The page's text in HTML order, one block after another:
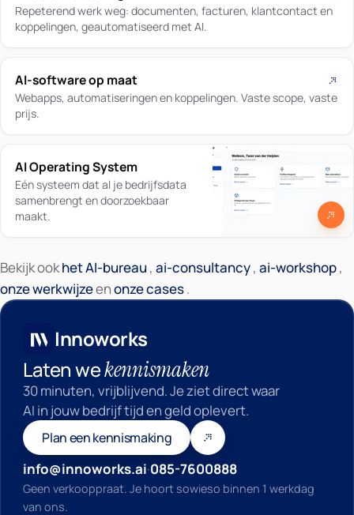
Repeterend werk weg: documenten, facturen, klantcontact en
koppelingen, geautomatiseerd met AI.
AI-software op maat
Webapps, automatiseringen en koppelingen. Vaste scope, vaste
prijs.
AI Operating System
Eén systeem dat al je bedrijfsdata
samenbrengt en doorzoekbaar
maakt.
Bekijk ookhet AI-bureau, ai-consultancy, ai-workshop,
onze werkwijzeenonze cases.
Innoworks
Innoworks
Laten wekennismaken
30 minuten, vrijblijvend. Je ziet direct waar
AI in jouw bedrijf tijd en geld oplevert.
Plan een kennismaking
info@innoworks.ai·085-7600888
Geen verkooppraat. Je hoort sowieso binnen 1 werkdag
van ons.